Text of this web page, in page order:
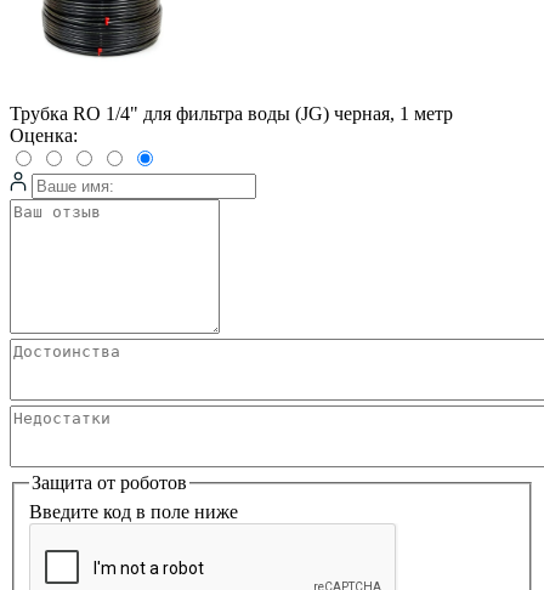
Трубка RO 1/4" для фильтра воды (JG) черная, 1 метр
Оценка:
Защита от роботов
Введите код в поле ниже